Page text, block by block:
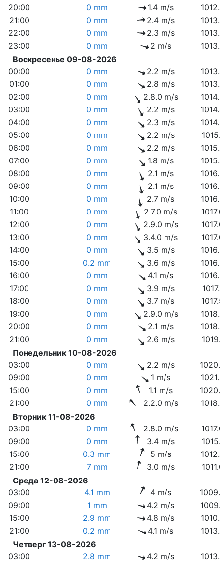
20:00
0 mm 1.4 m/s
21:00
0 mm 2.4 m/s
22:00
0 mm 2.3 m/s
23:00
0 mm 2 m/s
Воскресенье 09-08-2026
00:00
0 mm 2.2 m/s
01:00
0 mm 2.8 m/s
02:00
0 mm 2.8.0 m/s
03:00
0 mm 2.2 m/s
04:00
0 mm 2.3 m/s
05:00
0 mm 2.2 m/s
06:00
0 mm 2.2 m/s
07:00
0 mm 1.8 m/s
08:00
0 mm 2.1 m/s
09:00
0 mm 2.1 m/s
10:00
0 mm 2.7 m/s
11:00
0 mm 2.7.0 m/s
12:00
0 mm 2.9.0 m/s
13:00
0 mm 3.4.0 m/s
14:00
0 mm 3.5 m/s
15:00
0.2 mm 3.6 m/s
16:00
0 mm 4.1 m/s
17:00
0 mm 3.9 m/s
18:00
0 mm 3.7 m/s
19:00
0 mm 2.9.0 m/s
20:00
0 mm 2.1 m/s
21:00
0 mm 2.6 m/s
Понедельник 10-08-2026
03:00
0 mm 2.2 m/s
09:00
0 mm 1 m/s
15:00
0 mm 1.1 m/s
21:00
0 mm 2.2.0 m/s
Вторник 11-08-2026
03:00
0 mm 2.8.0 m/s
09:00
0 mm 3.4 m/s
15:00
0.3 mm 5 m/s
21:00
7 mm 3.0 m/s
Среда 12-08-2026
03:00
4.1 mm 4 m/s
09:00
1 mm 4.2 m/s
15:00
2.9 mm 4.8 m/s
21:00
0.2 mm 4.1 m/s
Четверг 13-08-2026
03:00
2.8 mm 4.2 m/s